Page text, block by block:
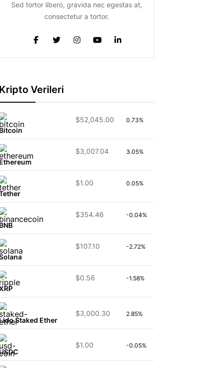
Sed tortor libero, gravida nec egestas at,
consectetur a tortor.
Kripto Verileri
Bitcoin
$52,045.00 0.73%
Ethereum
$3,007.04 3.05%
$1.00 0.05%
BNB
$354.46 -0.04%
$107.10 -2.72%
$0.56 -1.58%
Lido Staked Ether
$3,000.30 2.85%
USDC
$1.00 -0.05%